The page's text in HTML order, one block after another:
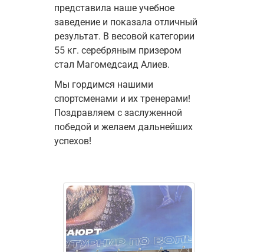
представила наше учебное
заведение и показала отличный
результат. В весовой категории
55 кг. серебряным призером
стал Магомедсаид Алиев.
Мы гордимся нашими
спортсменами и их тренерами!
Поздравляем с заслуженной
победой и желаем дальнейших
успехов!